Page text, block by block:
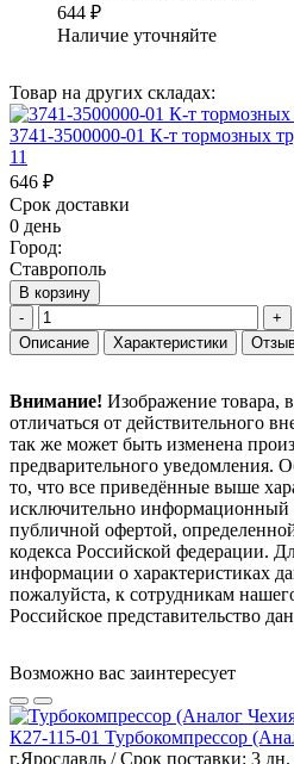
644 ₽
Наличие уточняйте
Товар на других складах:
3741-3500000-01 К-т тормозных
11
646 ₽
Срок доставки
0 день
Город:
Ставрополь
В корзину
-
+
Описание
Характеристики
Внимание! Изображение товара,
отличаться от действительного
так же может быть изменена
предварительного уведомления.
то, что все приведённые выше
исключительно информационный
публичной офертой,
кодекса Российской федерации.
информации о характеристиках
пожалуйста, к сотрудникам
Российское представительство
Возможно вас заинтересует
К27-115-01 Турбокомпрессор
г.Ярославль / Срок поставки: 3 дн.